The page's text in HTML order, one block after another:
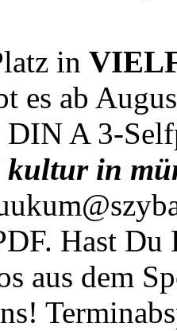
in
es ab
DIN A 3-
kultur in
Hast Du
aus dem